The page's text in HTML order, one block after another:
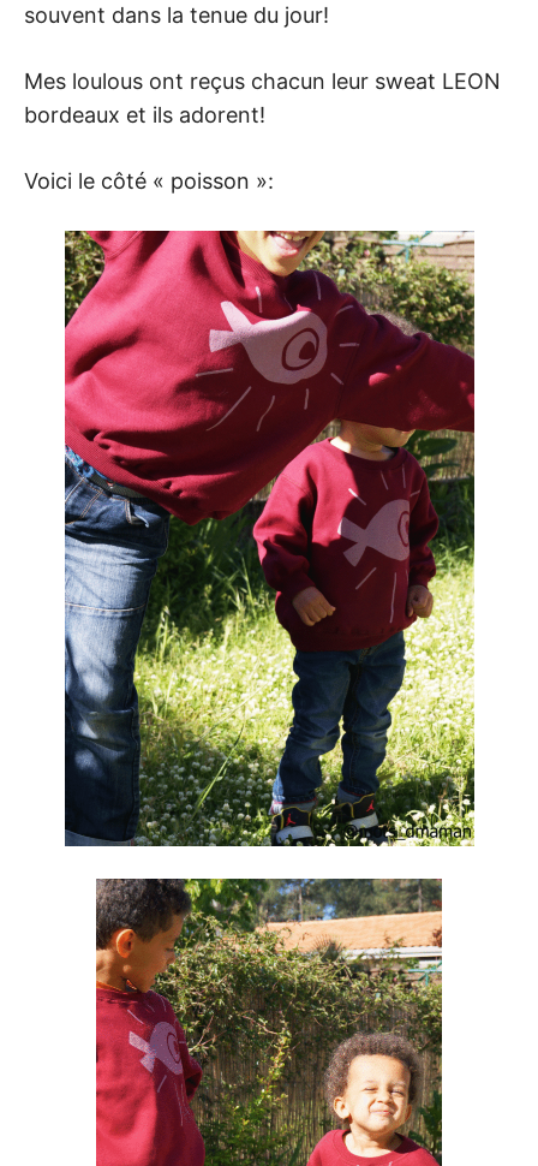
souvent dans la tenue du jour!
Mes loulous ont reçus chacun leur sweat LEON
bordeaux et ils adorent!
Voici le côté « poisson »: